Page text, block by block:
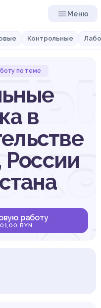
Меню
Контрольные
по теме
в
России
работу
BYN